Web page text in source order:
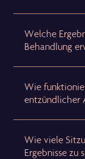
Welche
Behandlung
Wie
entzündlicher
Wie viele
Ergebnisse zu